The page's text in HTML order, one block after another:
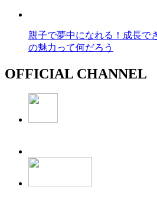
親子で夢中になれる！成長で
の魅力って何だろう
OFFICIAL CHANNEL